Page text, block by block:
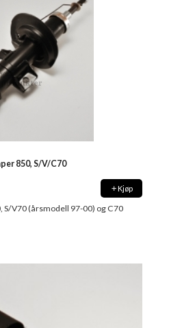
850, S/V/C70
Kjøp
S/V70 (årsmodell 97-00) og C70